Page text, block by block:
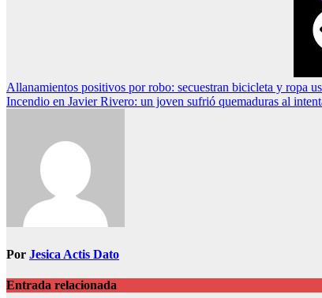
Navegación
de
Allanamientos positivos por robo: secuestran bicicleta y ropa
Incendio en Javier Rivero: un joven sufrió quemaduras al
Por Jesica Actis Dato
Entrada relacionada